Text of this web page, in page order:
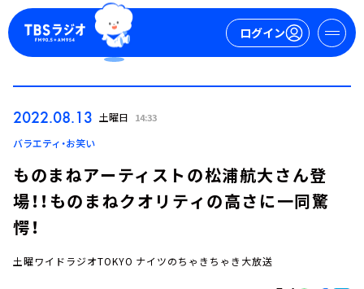
ログイン
ログイン
2022.08.13 土曜日 14:33
バラエティ・お笑い
ものまねアーティストの松浦航大さん登
場！！ものまねクオリティの高さに一同驚
愕！
土曜ワイドラジオTOKYO ナイツのちゃきちゃき大放送